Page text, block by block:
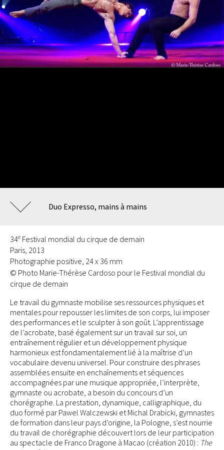
Duo Expresso, mains à mains
34e Festival mondial du cirque de demain
Paris, 2013
Photographie positive, 24 x 36 mm
© Photo Marie-Thérèse Cardoso pour le Festival mondial du
cirque de demain
Le travail du gymnaste mobilise ses ressources physiques et
mentales pour repousser les limites de son corps, lui imposer
des performances et le sculpter à son goût. L’apprentissage
de l’acrobate, basé également sur un travail sur soi, un
entraînement régulier et un développement physique
harmonieux est fondamentalement lié à la maîtrise d’un
vocabulaire devenu universel. Pour construire des phrases
assemblées ensuite en enchaînements et séquences
accompagnées par une musique appropriée, l’interprète,
gymnaste ou acrobate, a besoin du concours d’un
chorégraphe. La prestation, dynamique, calligraphique, du
duo formé par Pawel Walczewski et Michal Drabicki, gymnastes
de formation dans leur pays d’origine, la Pologne, s’est nourrie
du travail de chorégraphie découvert lors de leur participation
au spectacle de Franco Dragone à Macao (création 2010) : The